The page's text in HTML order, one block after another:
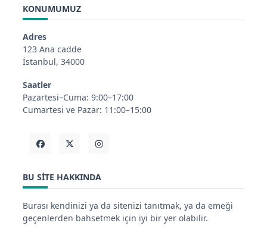
KONUMUMUZ
Adres
123 Ana cadde
İstanbul, 34000
Saatler
Pazartesi–Cuma: 9:00–17:00
Cumartesi ve Pazar: 11:00–15:00
BU SITE HAKKINDA
Burası kendinizi ya da sitenizi tanıtmak, ya da emeği
geçenlerden bahsetmek için iyi bir yer olabilir.